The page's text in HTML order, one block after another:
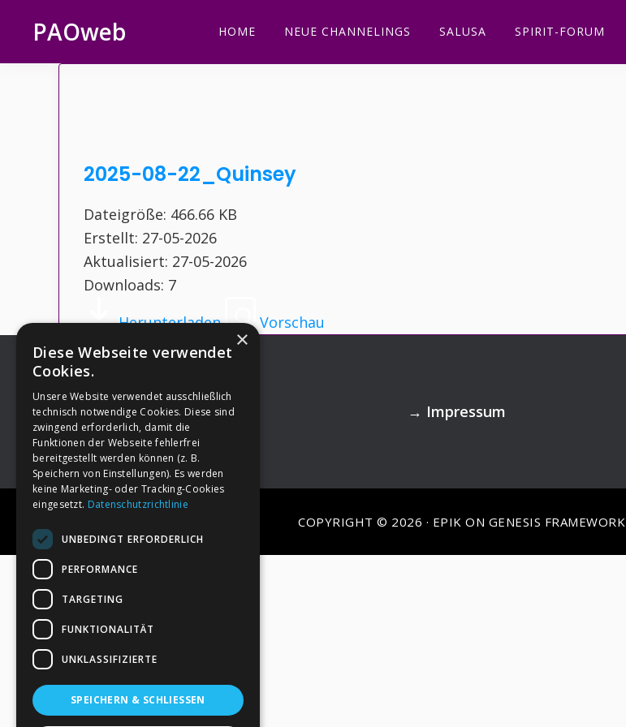
Hauptnavigation
springen
Inhalt
springen
Seitenspalte
springen
Fußzeile
springen
PAOweb HOME NEUE CHANNELINGS SALUSA SPIRIT-FORUM
2025-08-22_Quinsey
Dateigröße: 466.66 KB
Erstellt: 27-05-2026
Aktualisiert: 27-05-2026
Downloads: 7
Herunterladen
Vorschau
Footer →Deine Spende → Impressum
COPYRIGHT © 2026 · EPIK ON GENESIS FRAMEWORK
×
Diese Webseite verwendet
Cookies.
Unsere Website verwendet ausschließlich
technisch notwendige Cookies. Diese sind
zwingend erforderlich, damit die
Funktionen der Webseite fehlerfrei
bereitgestellt werden können (z. B.
Speichern von Einstellungen). Es werden
keine Marketing- oder Tracking-Cookies
eingesetzt. Datenschutzrichtlinie
UNBEDINGT ERFORDERLICH
PERFORMANCE
TARGETING
FUNKTIONALITÄT
UNKLASSIFIZIERTE
SPEICHERN & SCHLIESSEN